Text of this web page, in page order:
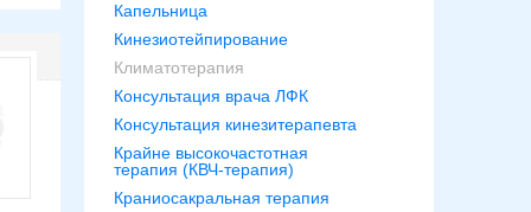
Капельница
Кинезиотейпирование
Климатотерапия
Консультация врача ЛФК
Консультация кинезитерапевта
Крайне высокочастотная
терапия (КВЧ-терапия)
Краниосакральная терапия